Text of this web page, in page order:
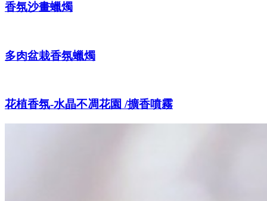
香氛沙畫蠟燭
多肉盆栽香氛蠟燭
花植香氛-水晶不凋花園 /擴香噴霧